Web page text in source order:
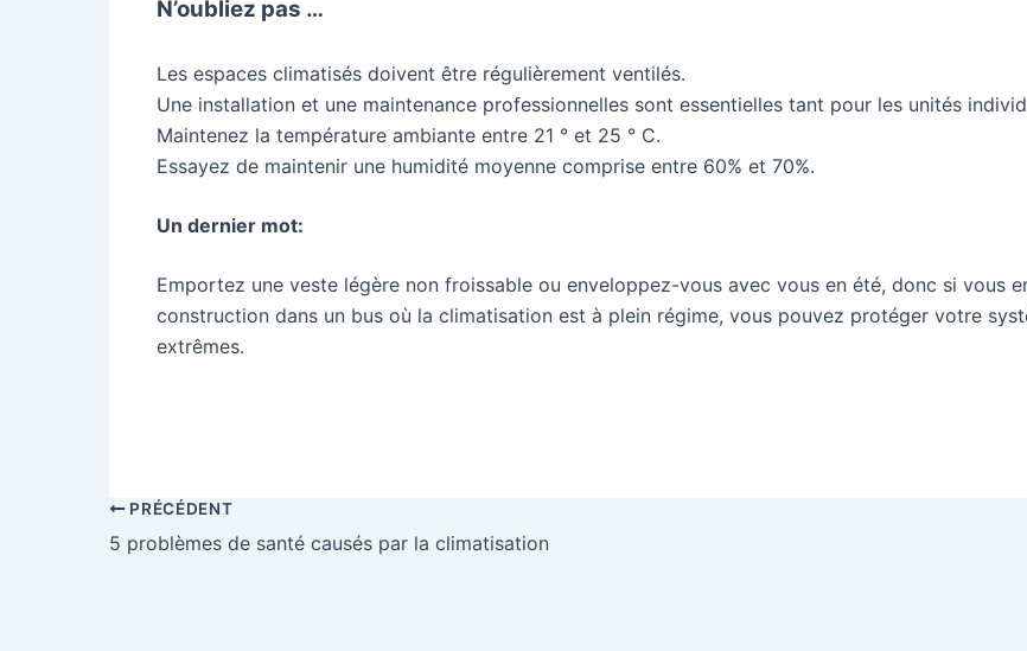
N’oubliez pas …
Les espaces climatisés doivent être régulièrement ventilés.
Une installation et une maintenance professionnelles sont essentielles tant pour les unités
Maintenez la température ambiante entre 21 ° et 25 ° C.
Essayez de maintenir une humidité moyenne comprise entre 60% et 70%.
Un dernier mot:
Emportez une veste légère non froissable ou enveloppez-vous avec vous en été, donc si vous
construction dans un bus où la climatisation est à plein régime, vous pouvez protéger votre
extrêmes.
PRÉCÉDENT
5 problèmes de santé causés par la climatisation